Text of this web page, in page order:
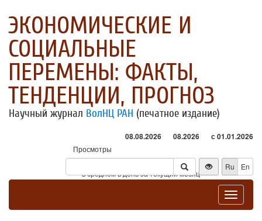
ЭКОНОМИЧЕСКИЕ И
СОЦИАЛЬНЫЕ
ПЕРЕМЕНЫ: ФАКТЫ,
ТЕНДЕНЦИИ, ПРОГНОЗ
Научный журнал ВолНЦ РАН (печатное издание)
08.08.2026 08.2026 с 01.01.2026
Просмотры
Посетители
* - в среднем в день за текущий месяц
Ru En
Toggle